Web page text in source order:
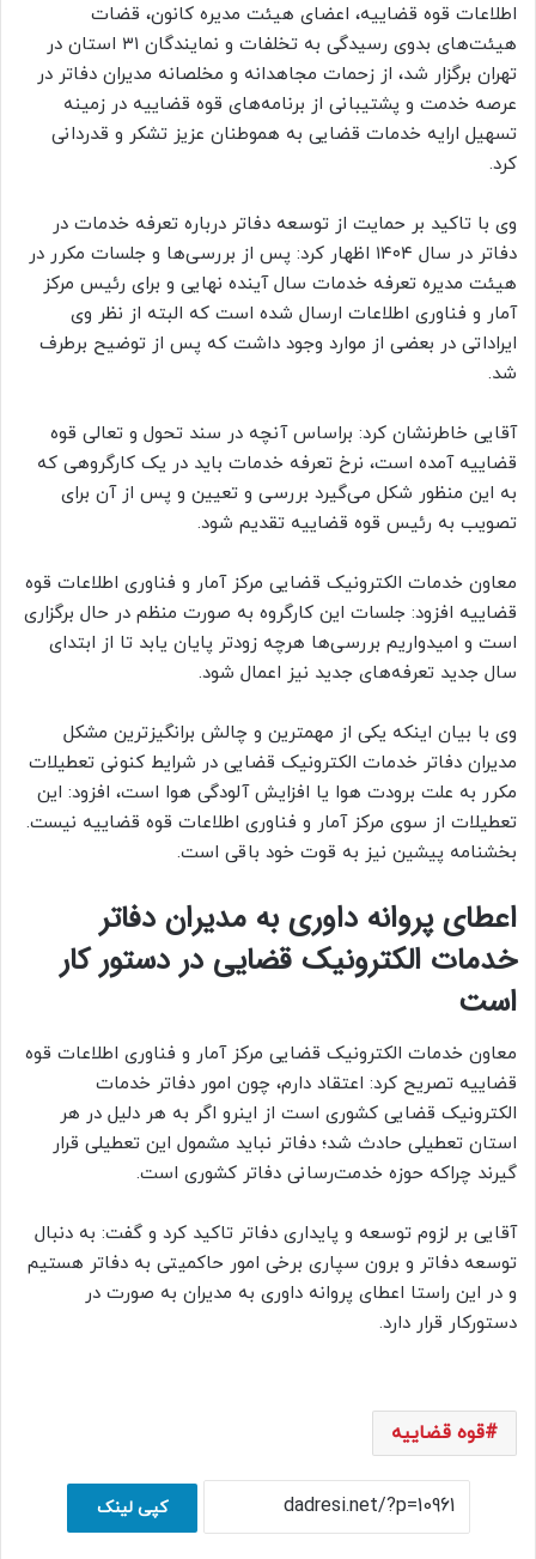
اطلاعات قوه قضاییه، اعضای هیئت مدیره کانون، قضات
هیئت‌های بدوی رسیدگی به تخلفات و نمایندگان ۳۱ استان در
تهران برگزار شد، از زحمات مجاهدانه و مخلصانه مدیران دفاتر در
عرصه خدمت و پشتیبانی از برنامه‌های قوه قضاییه در زمینه
تسهیل ارایه خدمات قضایی به هموطنان عزیز تشکر و قدردانی
کرد.
وی با تاکید بر حمایت از توسعه دفاتر درباره تعرفه خدمات در
دفاتر در سال ۱۴۰۴ اظهار کرد: پس از بررسی‌ها و جلسات مکرر در
هیئت مدیره تعرفه خدمات سال آینده نهایی و برای رئیس مرکز
آمار و فناوری اطلاعات ارسال شده است که البته از نظر وی
ایراداتی در بعضی از موارد وجود داشت که پس از توضیح برطرف
شد.
آقایی خاطرنشان کرد: براساس آنچه در سند تحول و تعالی قوه
قضاییه آمده است، نرخ تعرفه خدمات باید در یک کارگروهی که
به این منظور شکل می‌گیرد بررسی و تعیین و پس از آن برای
تصویب به رئیس قوه قضاییه تقدیم شود.
معاون خدمات الکترونیک قضایی مرکز آمار و فناوری اطلاعات قوه
قضاییه افزود: جلسات این کارگروه به صورت منظم در حال برگزاری
است و امیدواریم بررسی‌ها هرچه زودتر پایان یابد تا از ابتدای
سال جدید تعرفه‌های جدید نیز اعمال شود.
وی با بیان اینکه یکی از مهمترین و چالش برانگیزترین مشکل
مدیران دفاتر خدمات الکترونیک قضایی در شرایط کنونی تعطیلات
مکرر به علت برودت هوا یا افزایش آلودگی هوا است، افزود: این
تعطیلات از سوی مرکز آمار و فناوری اطلاعات قوه قضاییه نیست.
بخشنامه پیشین نیز به قوت خود باقی است.
اعطای پروانه داوری به مدیران دفاتر
خدمات الکترونیک قضایی در دستور کار
است
معاون خدمات الکترونیک قضایی مرکز آمار و فناوری اطلاعات قوه
قضاییه تصریح کرد: اعتقاد دارم، چون امور دفاتر خدمات
الکترونیک قضایی کشوری است از اینرو اگر به هر دلیل در هر
استان تعطیلی حادث شد؛ دفاتر نباید مشمول این تعطیلی قرار
گیرند چراکه حوزه خدمت‌رسانی دفاتر کشوری است.
آقایی بر لزوم توسعه و پایداری دفاتر تاکید کرد و گفت: به دنبال
توسعه دفاتر و برون سپاری برخی امور حاکمیتی به دفاتر هستیم
و در این راستا اعطای پروانه داوری به مدیران به صورت در
دستورکار قرار دارد.
قوه قضاییه
کپی لینک